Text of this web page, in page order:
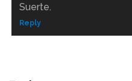
Suerte.
Reply